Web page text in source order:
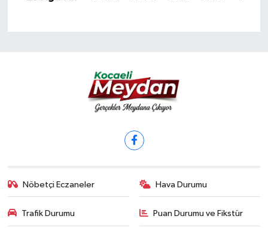
Nöbetçi Eczaneler Hava Durumu
Trafik Durumu Puan Durumu ve Fikstür